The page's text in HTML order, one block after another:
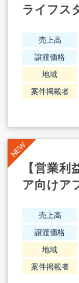
ライフス
売上高
譲渡価格
地域
案件掲載者
【営業
ア向けア
売上高
譲渡価格
地域
案件掲載者